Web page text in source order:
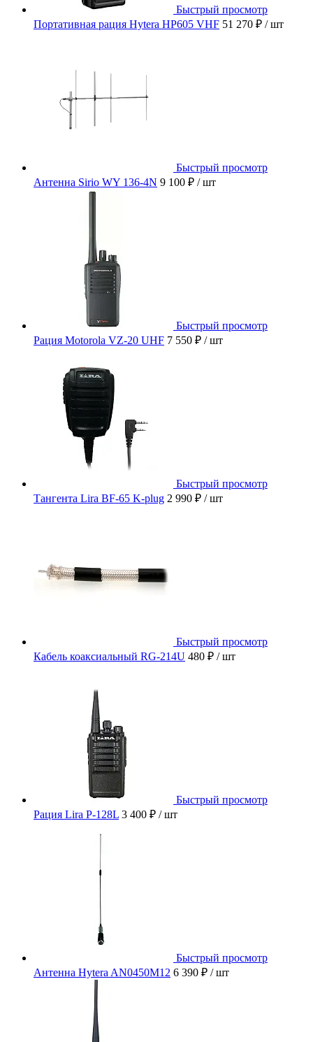
Быстрый просмотр
Портативная рация Hytera HP605 VHF 51 270 ₽ / шт
Быстрый просмотр
Антенна Sirio WY 136-4N 9 100 ₽ / шт
Быстрый просмотр
Рация Motorola VZ-20 UHF 7 550 ₽ / шт
Быстрый просмотр
Тангента Lira BF-65 K-plug 2 990 ₽ / шт
Быстрый просмотр
Кабель коаксиальный RG-214U 480 ₽ / шт
Быстрый просмотр
Рация Lira P-128L 3 400 ₽ / шт
Быстрый просмотр
Антенна Hytera AN0450M12 6 390 ₽ / шт